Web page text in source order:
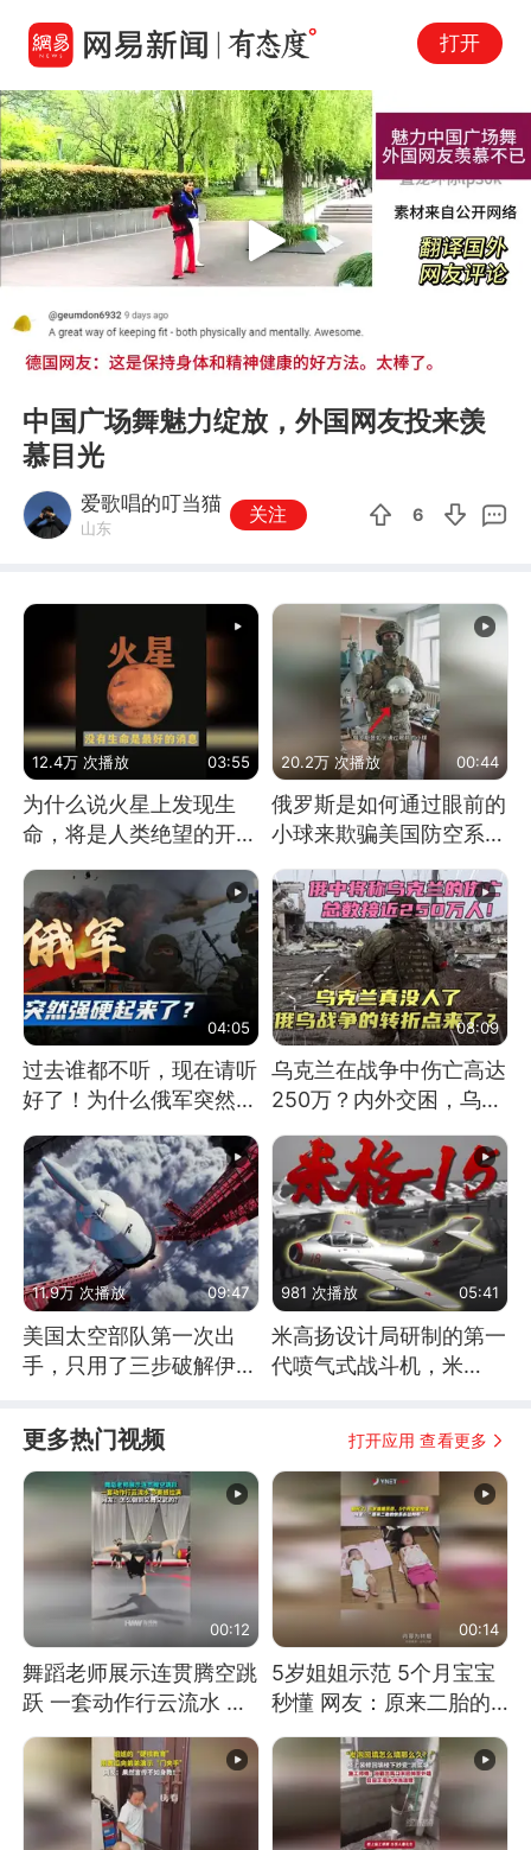
打开
00:00 01:20
Play
中国广场舞魅力绽放，外国网友投来羡
慕目光
爱歌唱的叮当猫
山东
关注 6
12.4万 次播放 03:55
为什么说火星上发现生
命，将是人类绝望的开
始？
20.2万 次播放 00:44
俄罗斯是如何通过眼前的
小球来欺骗美国防空系统
的
04:05
过去谁都不听，现在请听
好了！为什么俄军突然强
08:09
乌克兰在战争中伤亡高达
250万？内外交困，乌克
11.9万 次播放 09:47
美国太空部队第一次出
手，只用了三步破解伊朗
981 次播放 05:41
米高扬设计局研制的第一
代喷气式战斗机，米
更多热门视频 打开应用 查看更多
00:12
舞蹈老师展示连贯腾空跳
跃 一套动作行云流水 节
奏感拉满 网友：怎么做
到又舞又武的？
00:14
5岁姐姐示范 5个月宝宝
秒懂 网友：原来二胎的
快乐长这样